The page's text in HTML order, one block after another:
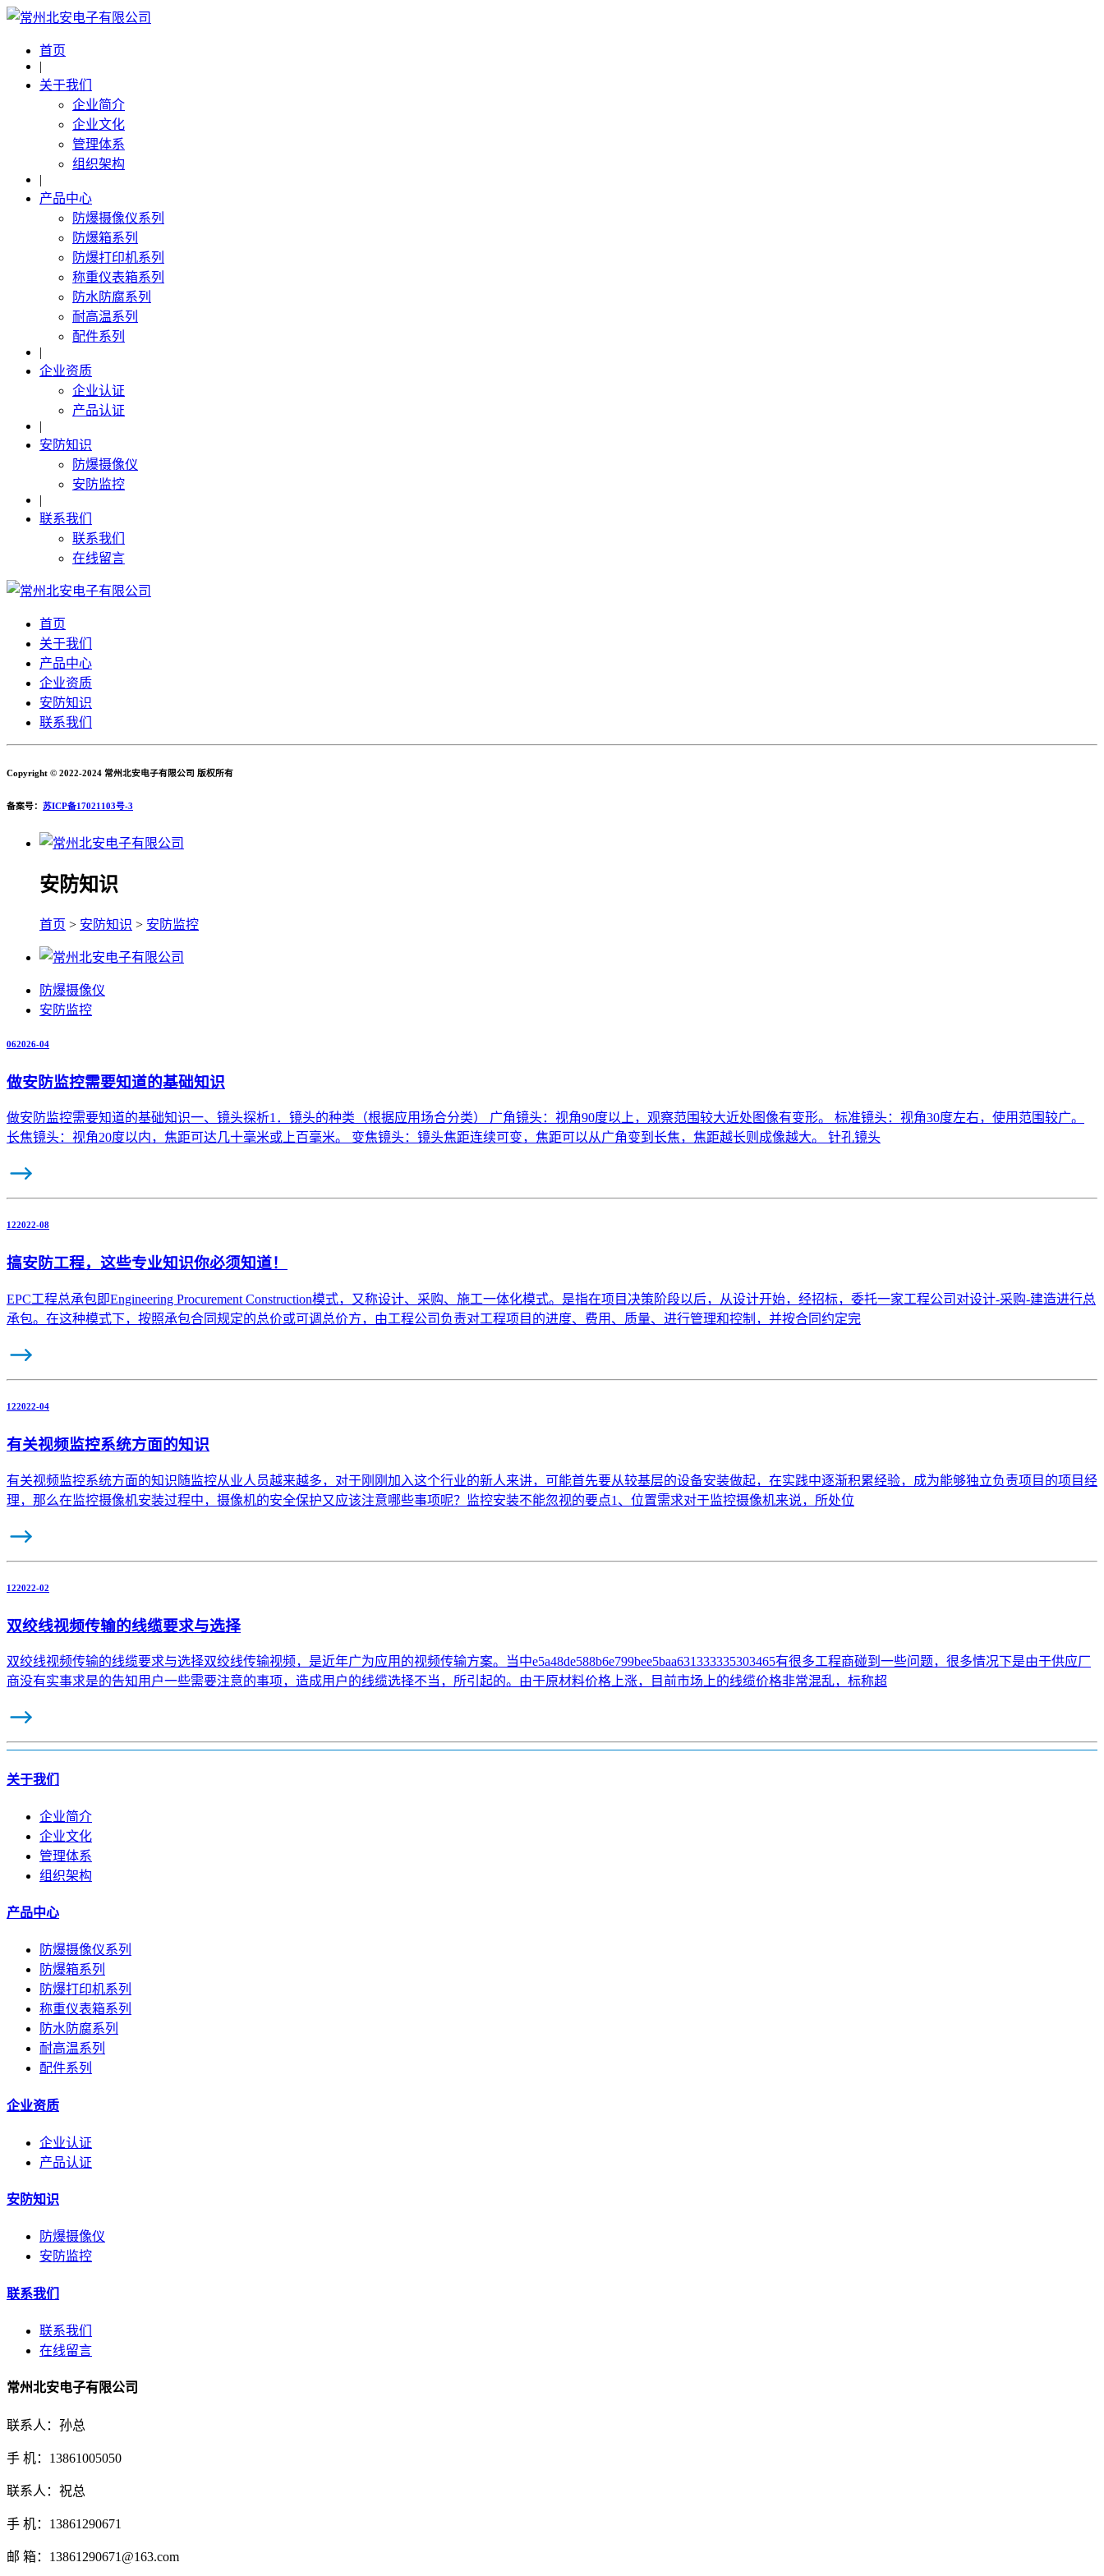
首页
|
关于我们
企业简介
企业文化
管理体系
组织架构
|
产品中心
防爆摄像仪系列
防爆箱系列
防爆打印机系列
称重仪表箱系列
防水防腐系列
耐高温系列
配件系列
|
企业资质
企业认证
产品认证
|
安防知识
防爆摄像仪
安防监控
|
联系我们
联系我们
在线留言
首页
关于我们
产品中心
企业资质
安防知识
联系我们
Copyright © 2022-2024 常州北安电子有限公司 版权所有
备案号： 苏ICP备17021103号-3
安防知识
首页 > 安防知识 > 安防监控
防爆摄像仪
安防监控
062026-04
做安防监控需要知道的基础知识
做安防监控需要知道的基础知识一、镜头探析1．镜头的种类（根据应用场合分类） 广角镜头：视角90度以上，观察范围较大近处图像有变形。 标准镜头：视角30度左右，使用范围较广。
长焦镜头：视角20度以内，焦距可达几十毫米或上百毫米。 变焦镜头：镜头焦距连续可变，焦距可以从广角变到长焦，焦距越长则成像越大。 针孔镜头
122022-08
搞安防工程，这些专业知识你必须知道！
EPC工程总承包即Engineering Procurement Construction模式，又称设计、采购、施工一体化模式。是指在项目决策阶段以后，从设计开始，经招标，委托一家工程公司对设计-采购-建造进行总
承包。在这种模式下，按照承包合同规定的总价或可调总价方，由工程公司负责对工程项目的进度、费用、质量、进行管理和控制，并按合同约定完
122022-04
有关视频监控系统方面的知识
有关视频监控系统方面的知识随监控从业人员越来越多，对于刚刚加入这个行业的新人来讲，可能首先要从较基层的设备安装做起，在实践中逐渐积累经验，成为能够独立负责项目的项目经
理，那么在监控摄像机安装过程中，摄像机的安全保护又应该注意哪些事项呢？监控安装不能忽视的要点1、位置需求对于监控摄像机来说，所处位
122022-02
双绞线视频传输的线缆要求与选择
双绞线视频传输的线缆要求与选择双绞线传输视频，是近年广为应用的视频传输方案。当中e5a48de588b6e799bee5baa631333335303465有很多工程商碰到一些问题，很多情况下是由于供应厂
商没有实事求是的告知用户一些需要注意的事项，造成用户的线缆选择不当，所引起的。由于原材料价格上涨，目前市场上的线缆价格非常混乱，标称超
关于我们
企业简介
企业文化
管理体系
组织架构
产品中心
防爆摄像仪系列
防爆箱系列
防爆打印机系列
称重仪表箱系列
防水防腐系列
耐高温系列
配件系列
企业资质
企业认证
产品认证
安防知识
防爆摄像仪
安防监控
联系我们
联系我们
在线留言
常州北安电子有限公司
联系人：孙总
手 机：13861005050
联系人：祝总
手 机：13861290671
邮 箱：13861290671@163.com